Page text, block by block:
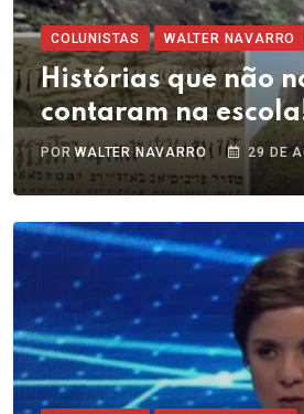
COLUNISTAS WALTER NAVARRO
Histórias que não
contaram na
PORWALTER NAVARRO 29 DE